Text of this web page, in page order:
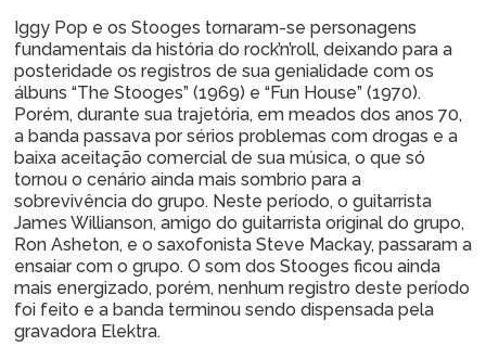
Iggy Pop e os Stooges tornaram-se personagens
fundamentais da história do rock’n’roll, deixando para a
posteridade os registros de sua genialidade com os
álbuns “The Stooges” (1969) e “Fun House” (1970).
Porém, durante sua trajetória, em meados dos anos 70,
a banda passava por sérios problemas com drogas e a
baixa aceitação comercial de sua música, o que só
tornou o cenário ainda mais sombrio para a
sobrevivência do grupo. Neste período, o guitarrista
James Willianson, amigo do guitarrista original do grupo,
Ron Asheton, e o saxofonista Steve Mackay, passaram a
ensaiar com o grupo. O som dos Stooges ficou ainda
mais energizado, porém, nenhum registro deste período
foi feito e a banda terminou sendo dispensada pela
gravadora Elektra.